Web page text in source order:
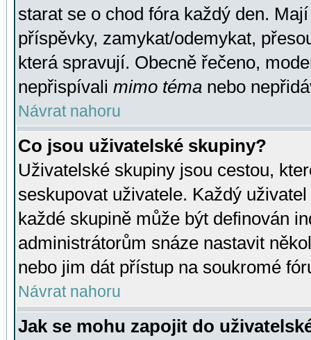
starat se o chod fóra každý den.
příspěvky, zamykat/odemykat,
která spravují. Obecně řečeno,
nepřispívali mimo téma nebo
Návrat nahoru
Co jsou uživatelské skupiny?
Uživatelské skupiny jsou cestou,
seskupovat uživatele. Každý
každé skupině může být definován
administrátorům snáze nastavit
nebo jim dát přístup na soukromé
Návrat nahoru
Jak se mohu zapojit do